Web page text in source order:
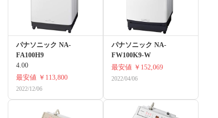
パナソニック NA-
FA100H9
4.00
最安値 ￥113,800
2022/12/06
パナソニック NA-​
FW100K9-W
最安値 ￥152,069
2022/04/06